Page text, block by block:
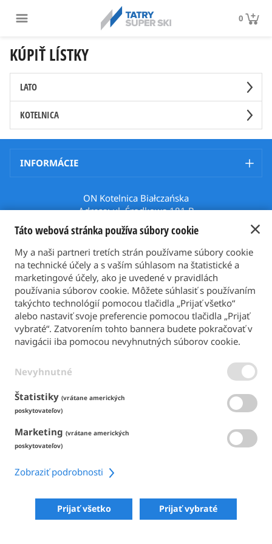
0
KÚPIŤ LÍSTKY
LATO
KOTELNICA
INFORMÁCIE
ON Kotelnica Białczańska
Adresa: ul. Środkowa 181 B
34-405, Białka Tatrzańska
Poland
Telefón: +48 512 508 699
Email: karnety@bialkatatrzanska.pl
Späť na hlavnú stránku
SPÔSOBY PLATBY
ZÁSADY POUŽÍVANIA SÚBOROV COOKIE
ACCESSIBILITY
ZDIELAŤ
COPYRIGHT 2026
POWERED BY SKIPERFORMANCE
Táto webová stránka používa súbory cookie
My a naši partneri tretích strán používame súbory cookie
na technické účely a s vaším súhlasom na štatistické a
marketingové účely, ako je uvedené v pravidlách
používania súborov cookie. Môžete súhlasiť s používaním
takýchto technológií pomocou tlačidla „Prijať všetko“
alebo nastaviť svoje preferencie pomocou tlačidla „Prijať
vybraté“. Zatvorením tohto bannera budete pokračovať v
navigácii iba pomocou nevyhnutných súborov cookie.
Nevyhnutné
Štatistiky (vrátane amerických
poskytovateľov)
Marketing (vrátane amerických
poskytovateľov)
Zobraziť podrobnosti